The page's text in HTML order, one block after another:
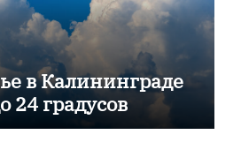
в Калининграде
24 градусов